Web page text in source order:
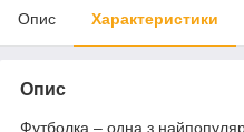
Опис Характеристики
Опис
Футболка – одна з